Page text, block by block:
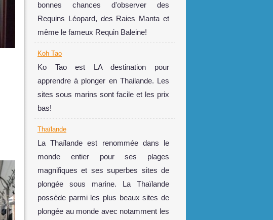
bonnes chances d'observer des
Requins Léopard, des Raies Manta et
même le fameux Requin Baleine!
Koh Tao
Ko Tao est LA destination pour
apprendre à plonger en Thailande. Les
sites sous marins sont facile et les prix
bas!
Thaïlande
La Thaïlande est renommée dans le
monde entier pour ses plages
magnifiques et ses superbes sites de
plongée sous marine. La Thaïlande
possède parmi les plus beaux sites de
plongée au monde avec notamment les